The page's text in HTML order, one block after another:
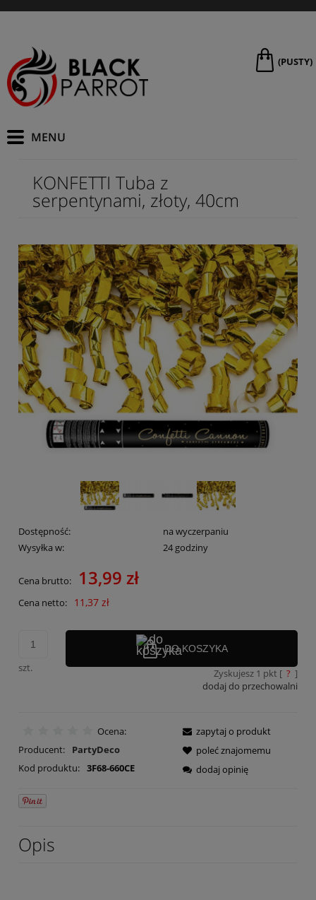
(PUSTY)
KONFETTI Tuba z
serpentynami, złoty, 40cm
Dostępność:
na wyczerpaniu
Wysyłka w:
24 godziny
Cena brutto: 13,99 zł
Cena netto: 11,37 zł
szt.
DO KOSZYKA
Zyskujesz 1 pkt [ ? ]
dodaj do przechowalni
Ocena:
Producent:
PartyDeco
Kod produktu: 3F68-660CE
zapytaj o produkt
poleć znajomemu
dodaj opinię
Opis